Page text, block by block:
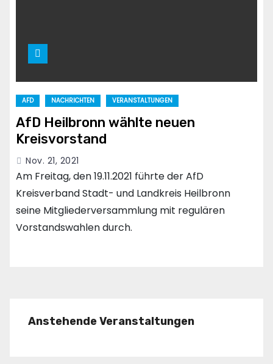
AFD NACHRICHTEN VERANSTALTUNGEN
AfD Heilbronn wählte neuen
Kreisvorstand
Nov. 21, 2021
Am Freitag, den 19.11.2021 führte der AfD
Kreisverband Stadt- und Landkreis Heilbronn
seine Mitgliederversammlung mit regulären
Vorstandswahlen durch.
Anstehende Veranstaltungen